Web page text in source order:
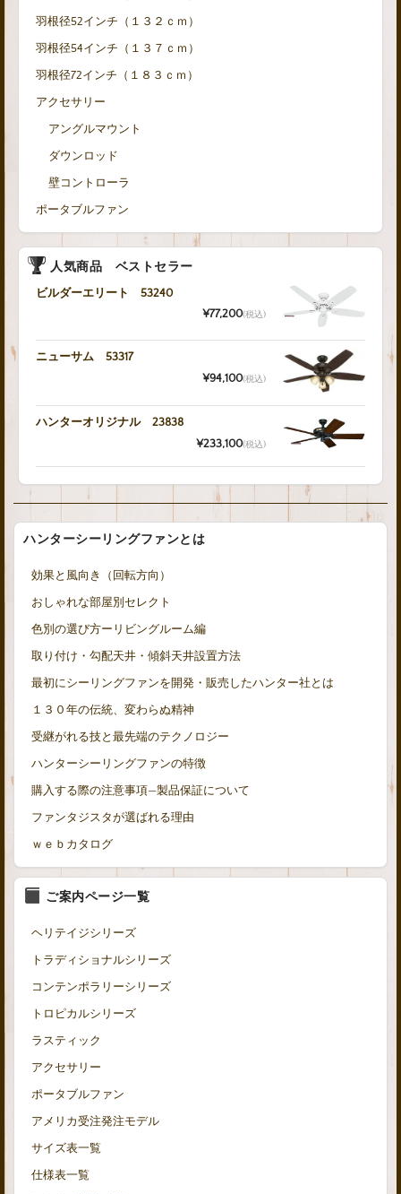
羽根径52インチ（１３２ｃｍ）
羽根径54インチ（１３７ｃｍ）
羽根径72インチ（１８３ｃｍ）
アクセサリー
アングルマウント
ダウンロッド
壁コントローラ
ポータブルファン
人気商品 ベストセラー
ビルダーエリート 53240
¥77,200(税込)
ニューサム 53317
¥94,100(税込)
ハンターオリジナル 23838
¥233,100(税込)
ハンターシーリングファンとは
効果と風向き（回転方向）
おしゃれな部屋別セレクト
色別の選び方ーリビングルーム編
取り付け・勾配天井・傾斜天井設置方法
最初にシーリングファンを開発・販売したハンター社とは
１３０年の伝統、変わらぬ精神
受継がれる技と最先端のテクノロジー
ハンターシーリングファンの特徴
購入する際の注意事項—製品保証について
ファンタジスタが選ばれる理由
ｗｅｂカタログ
ご案内ページ一覧
ヘリテイジシリーズ
トラディショナルシリーズ
コンテンポラリーシリーズ
トロピカルシリーズ
ラスティック
アクセサリー
ポータブルファン
アメリカ受注発注モデル
サイズ表一覧
仕様表一覧